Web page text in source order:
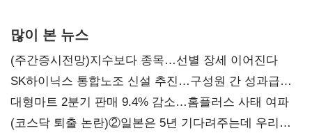
많이 본 뉴스
(주간증시전망)지수보다 종목…선별 장세 이어진다
SK하이닉스 통합노조 신설 추진…구성원 간 성과급
불만 확산
대형마트 2분기 판매 9.4% 감소…홈플러스 사태 여파
(코스닥 퇴출 논란)②일본은 5년 기다려주는데 우리는